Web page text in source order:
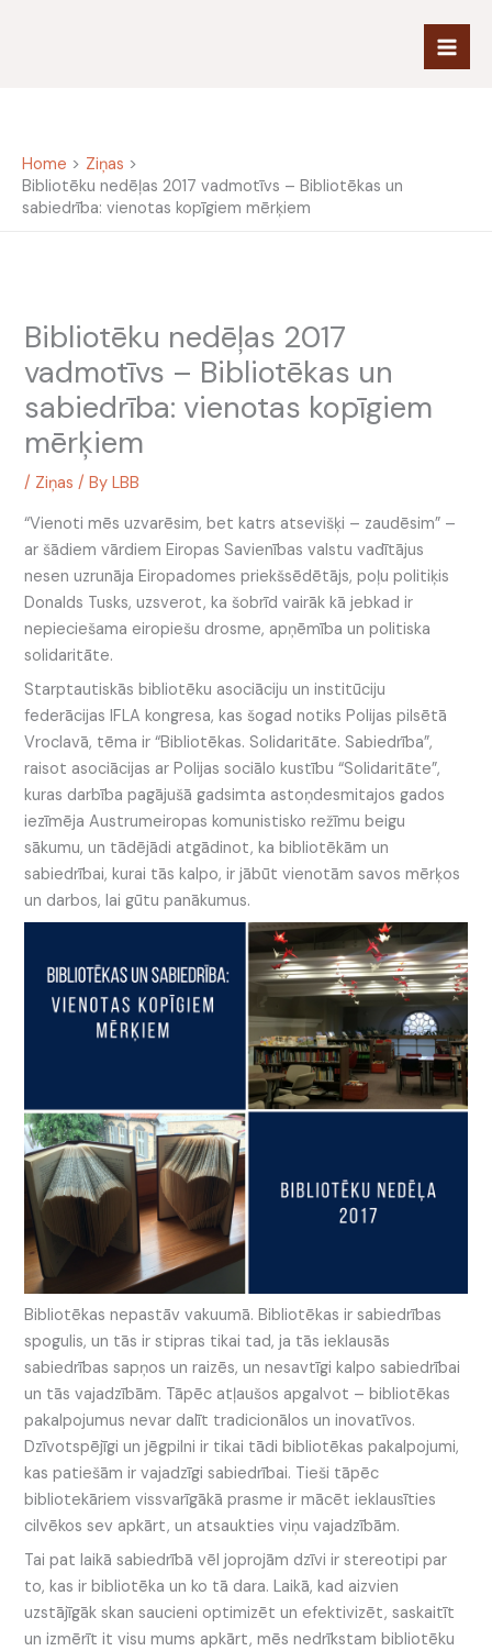
Home
Ziņas
Bibliotēku nedēļas 2017 vadmotīvs – Bibliotēkas un
sabiedrība: vienotas kopīgiem mērķiem
Bibliotēku nedēļas 2017
vadmotīvs – Bibliotēkas un
sabiedrība: vienotas kopīgiem
mērķiem
/ Ziņas / ByLBB
“Vienoti mēs uzvarēsim, bet katrs atsevišķi – zaudēsim” –
ar šādiem vārdiem Eiropas Savienības valstu vadītājus
nesen uzrunāja Eiropadomes priekšsēdētājs, poļu politiķis
Donalds Tusks, uzsverot, ka šobrīd vairāk kā jebkad ir
nepieciešama eiropiešu drosme, apņēmība un politiska
solidaritāte.
Starptautiskās bibliotēku asociāciju un institūciju
federācijas IFLA kongresa, kas šogad notiks Polijas pilsētā
Vroclavā, tēma ir “Bibliotēkas. Solidaritāte. Sabiedrība”,
raisot asociācijas ar Polijas sociālo kustību “Solidaritāte”,
kuras darbība pagājušā gadsimta astoņdesmitajos gados
iezīmēja Austrumeiropas komunistisko režīmu beigu
sākumu, un tādējādi atgādinot, ka bibliotēkām un
sabiedrībai, kurai tās kalpo, ir jābūt vienotām savos mērķos
un darbos, lai gūtu panākumus.
Bibliotēkas nepastāv vakuumā. Bibliotēkas ir sabiedrības
spogulis, un tās ir stipras tikai tad, ja tās ieklausās
sabiedrības sapņos un raizēs, un nesavtīgi kalpo sabiedrībai
un tās vajadzībām. Tāpēc atļaušos apgalvot – bibliotēkas
pakalpojumus nevar dalīt tradicionālos un inovatīvos.
Dzīvotspējīgi un jēgpilni ir tikai tādi bibliotēkas pakalpojumi,
kas patiešām ir vajadzīgi sabiedrībai. Tieši tāpēc
bibliotekāriem vissvarīgākā prasme ir mācēt ieklausīties
cilvēkos sev apkārt, un atsaukties viņu vajadzībām.
Tai pat laikā sabiedrībā vēl joprojām dzīvi ir stereotipi par
to, kas ir bibliotēka un ko tā dara. Laikā, kad aizvien
uzstājīgāk skan saucieni optimizēt un efektivizēt, saskaitīt
un izmērīt it visu mums apkārt, mēs nedrīkstam bibliotēku